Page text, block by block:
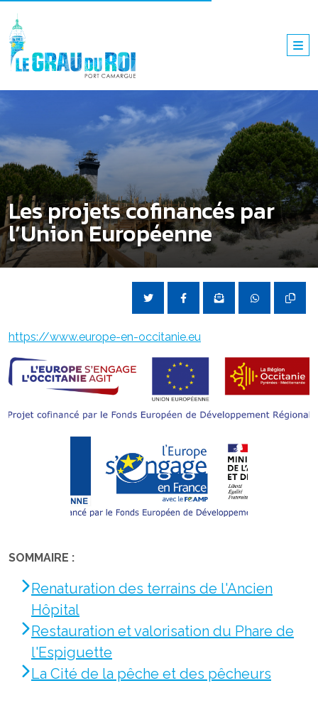
Les projets cofinancés par
l’Union Européenne
https://www.europe-en-occitanie.eu
SOMMAIRE :
Renaturation des terrains de l'Ancien
Hôpital
Restauration et valorisation du Phare de
l'Espiguette
La Cité de la pêche et des pêcheurs